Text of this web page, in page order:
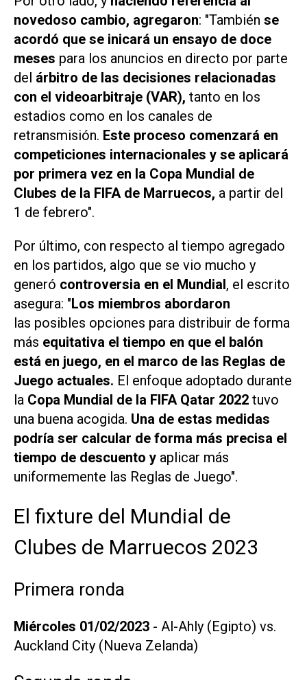
novedoso cambio, agregaron: "También se
acordó que se inicará un ensayo de doce
meses para los anuncios en directo por parte
del árbitro de las decisiones relacionadas
con el videoarbitraje (VAR), tanto en los
estadios como en los canales de
retransmisión. Este proceso comenzará en
competiciones internacionales y se aplicará
por primera vez en la Copa Mundial de
Clubes de la FIFA de Marruecos, a partir del
1 de febrero".
Por último, con respecto al tiempo agregado
en los partidos, algo que se vio mucho y
generó controversia en el Mundial, el escrito
asegura: "Los miembros abordaron
las posibles opciones para distribuir de forma
más equitativa el tiempo en que el balón
está en juego, en el marco de las Reglas de
Juego actuales. El enfoque adoptado durante
la Copa Mundial de la FIFA Qatar 2022 tuvo
una buena acogida. Una de estas medidas
podría ser calcular de forma más precisa el
tiempo de descuento y aplicar más
uniformemente las Reglas de Juego".
El fixture del Mundial de
Clubes de Marruecos 2023
Primera ronda
Miércoles 01/02/2023 - Al-Ahly (Egipto) vs.
Auckland City (Nueva Zelanda)